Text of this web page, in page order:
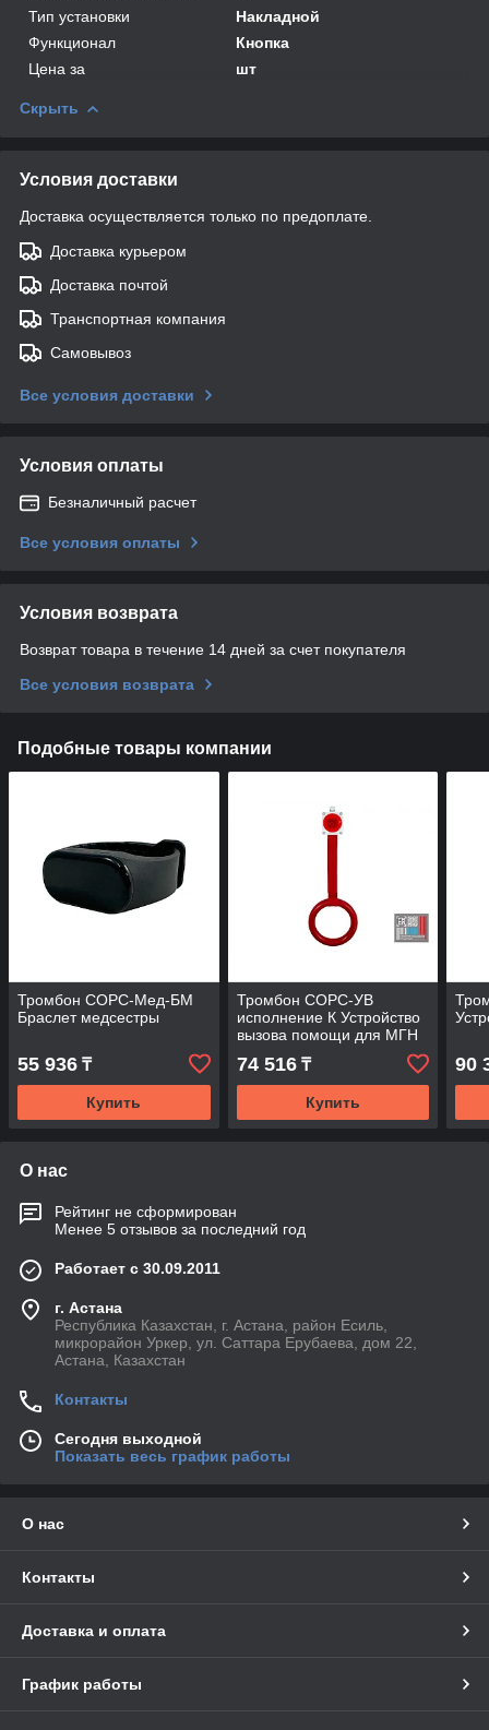
Тип установки
Накладной
Функционал
Кнопка
Цена за
шт
Скрыть
Условия доставки
Доставка осуществляется только по предоплате.
Доставка курьером
Доставка почтой
Транспортная компания
Самовывоз
Все условия доставки
Условия оплаты
Безналичный расчет
Все условия оплаты
Условия возврата
Возврат товара в течение 14 дней за счет покупателя
Все условия возврата
Подобные товары компании
Тромбон СОРС-Мед-БМ
Браслет медсестры
55 936 ₸
Купить
Тромбон СОРС-УВ
исполнение К Устройство
вызова помощи для МГН
74 516₸
Купить
90
О нас
Рейтинг не сформирован
Менее 5 отзывов за последний год
Работает с 30.09.2011
г. Астана
Республика Казахстан, г. Астана, район Есиль,
микрорайон Уркер, ул. Саттара Ерубаева, дом 22,
Астана, Казахстан
Контакты
Сегодня выходной
Показать весь график работы
О нас
Контакты
Доставка и оплата
График работы